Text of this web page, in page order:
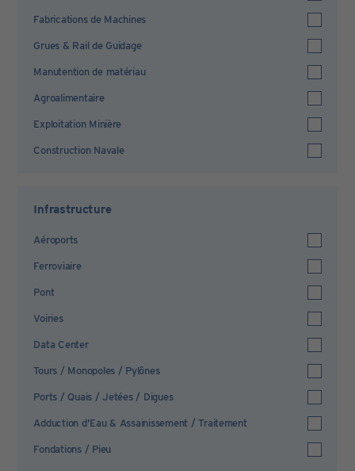
Fabrications de Machines
Grues & Rail de Guidage
Manutention de matériau
Agroalimentaire
Exploitation Minière
Construction Navale
Infrastructure
Aéroports
Ferroviaire
Pont
Voiries
Data Center
Tours / Monopoles / Pylônes
Ports / Quais / Jetées / Digues
Adduction d'Eau & Assainissement / Traitement
Fondations / Pieu